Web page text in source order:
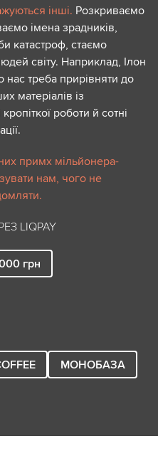
інші. Розкриваємо
імена зрадників,
катастроф, стаємо
світу. Наприклад, Ілон
нас треба прирівняти до
матеріалів із
роботи й сотні
примх мільйонера-
нам, чого не
LIQPAY
грн
МОНОБАЗА